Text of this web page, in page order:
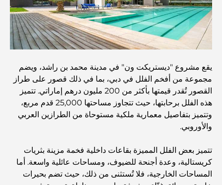
أغلى ماركات البدلات التي تُعرّف مفهوم الخياطة الفاخرة
مطاعم شاطئ J1: وجهة دبي الجديدة لتناول الطعام الفاخر
أغلى ساعات رولكس التي بيعت على الإطلاق
أفضل المقاهي في وسط مدينة دبي: دليل شامل لعشاق القهوة
يقع مشروع "ديستريكت ون" في مدينة محمد بن راشد، ويضم
مجموعة من أفخم الفلل في دبي، بما في ذلك قصور على طراز
القصور تُقدر قيمتها بأكثر من 200 مليون درهم إماراتي. تتميز
هذه الفلل برحابتها، حيث تتجاوز مساحتها 25,000 قدم مربع،
وتتميز بتفاصيل معمارية ملكية مستوحاة من الطرازين العربي
والأوروبي.
تتميز بعض الفلل المميزة بقاعات داخلية فخمة مزينة بثريات
كريستالية، وعدة أجنحة للضيوف، ومساحات عائلية واسعة. أما
المساحات الخارجية، فلا تُستثنى من ذلك، حيث تضم بحيرات